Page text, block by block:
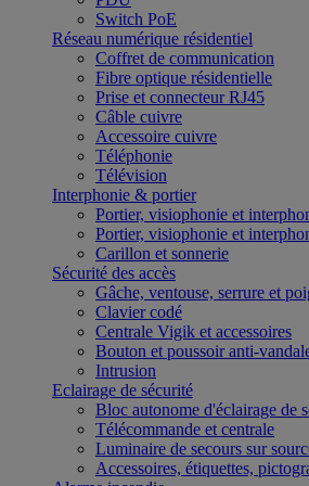
Switch PoE
Réseau numérique résidentiel
Coffret de communication
Fibre optique résidentielle
Prise et connecteur RJ45
Câble cuivre
Accessoire cuivre
Téléphonie
Télévision
Interphonie & portier
Portier, visiophonie et
Portier, visiophonie et
Carillon et sonnerie
Sécurité des accès
Gâche, ventouse, serrure et
Clavier codé
Centrale Vigik et accessoires
Bouton et poussoir anti-
Intrusion
Eclairage de sécurité
Bloc autonome d'éclairage
Télécommande et centrale
Luminaire de secours sur
Accessoires, étiquettes,